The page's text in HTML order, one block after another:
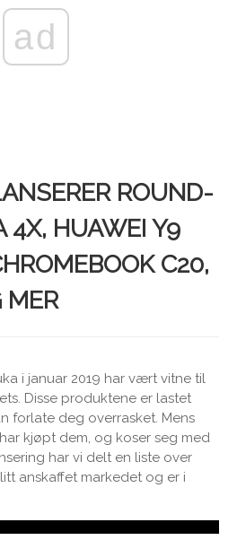
ad
ROUND-
4X, HUAWEI Y9
C20,
MER
i januar 2019 har vært vitne til
Disse produktene er lastet
forlate deg overrasket. Mens
kjøpt dem, og koser seg med
har vi delt en liste over
anskaffet markedet og er i